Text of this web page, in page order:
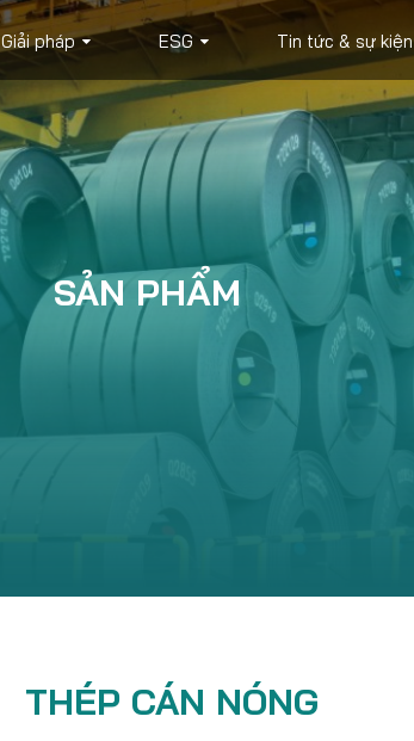
Giải pháp ESG Tin tức & sự kiện
SẢN PHẨM
THÉP CÁN NÓNG